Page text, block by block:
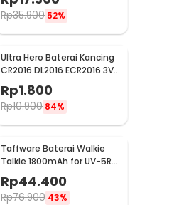
BRC18650
Rp35.900 52%
Ultra Hero Baterai Kancing
CR2016 DL2016 ECR2016 3V
Lithium 1 PCS
Rp1.800
Rp10.900 84%
Taffware Baterai Walkie
Talkie 1800mAh for UV-5R
UV-5RA - BL-5
Rp44.400
Rp76.900 43%